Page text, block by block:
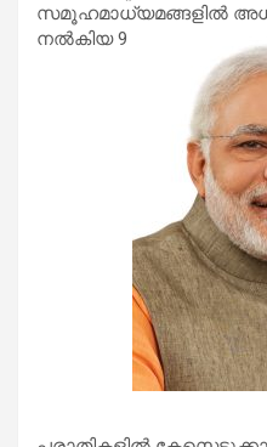
സമൂഹമാധ്യമങ്ങളില്‍
നല്‍കിയ 9